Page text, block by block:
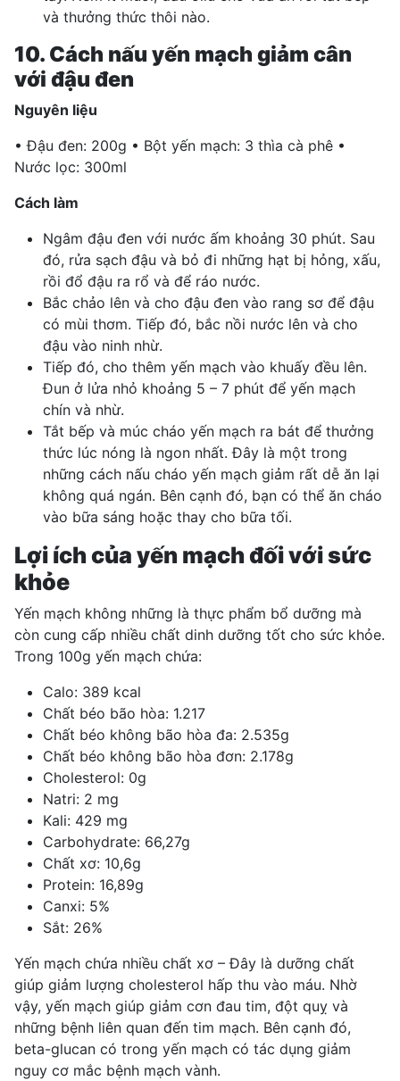
và thưởng thức thôi nào.
10. Cách nấu yến mạch giảm cân
với đậu đen
Nguyên liệu
• Đậu đen: 200g • Bột yến mạch: 3 thìa cà phê •
Nước lọc: 300ml
Cách làm
Ngâm đậu đen với nước ấm khoảng 30 phút. Sau
đó, rửa sạch đậu và bỏ đi những hạt bị hỏng, xấu,
rồi đổ đậu ra rổ và để ráo nước.
Bắc chảo lên và cho đậu đen vào rang sơ để đậu
có mùi thơm. Tiếp đó, bắc nồi nước lên và cho
đậu vào ninh nhừ.
Tiếp đó, cho thêm yến mạch vào khuấy đều lên.
Đun ở lửa nhỏ khoảng 5 – 7 phút để yến mạch
chín và nhừ.
Tắt bếp và múc cháo yến mạch ra bát để thưởng
thức lúc nóng là ngon nhất. Đây là một trong
những cách nấu cháo yến mạch giảm rất dễ ăn lại
không quá ngán. Bên cạnh đó, bạn có thể ăn cháo
vào bữa sáng hoặc thay cho bữa tối.
Lợi ích của yến mạch đối với sức
khỏe
Yến mạch không những là thực phẩm bổ dưỡng mà
còn cung cấp nhiều chất dinh dưỡng tốt cho sức khỏe.
Trong 100g yến mạch chứa:
Calo: 389 kcal
Chất béo bão hòa: 1.217
Chất béo không bão hòa đa: 2.535g
Chất béo không bão hòa đơn: 2.178g
Cholesterol: 0g
Natri: 2 mg
Kali: 429 mg
Carbohydrate: 66,27g
Chất xơ: 10,6g
Protein: 16,89g
Canxi: 5%
Sắt: 26%
Yến mạch chứa nhiều chất xơ – Đây là dưỡng chất
giúp giảm lượng cholesterol hấp thu vào máu. Nhờ
vậy, yến mạch giúp giảm cơn đau tim, đột quỵ và
những bệnh liên quan đến tim mạch. Bên cạnh đó,
beta-glucan có trong yến mạch có tác dụng giảm
nguy cơ mắc bệnh mạch vành.